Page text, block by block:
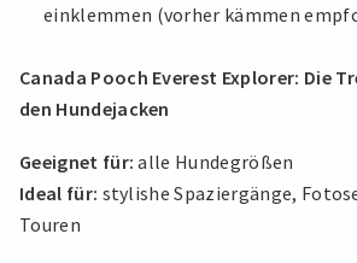
einklemmen (vorher kämmen
Canada Pooch Everest Explorer: Die
den Hundejacken
Geeignet für: alle Hundegrößen
Ideal für: stylishe Spaziergänge,
Touren